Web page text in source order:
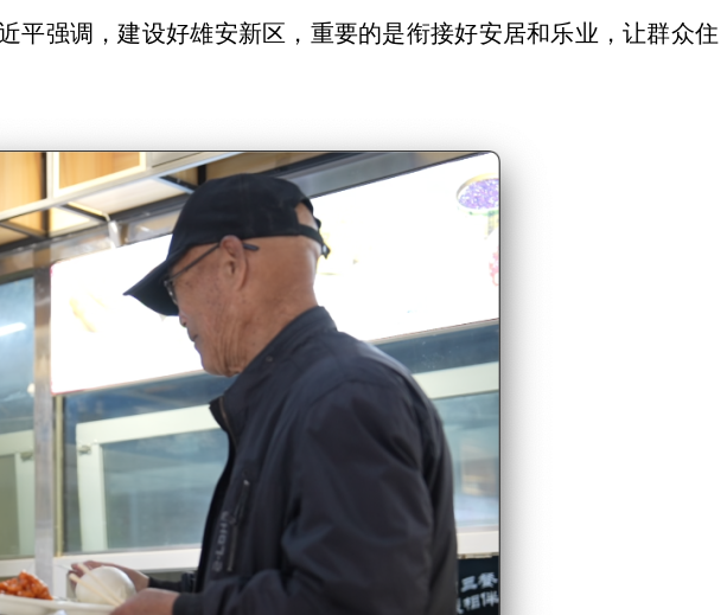
平强调，建设好雄安新区，重要的是衔接好安居和乐业，让群众住